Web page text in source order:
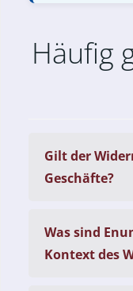
Häufig
Gilt der
Geschäfte?
Was sind
Kontext des